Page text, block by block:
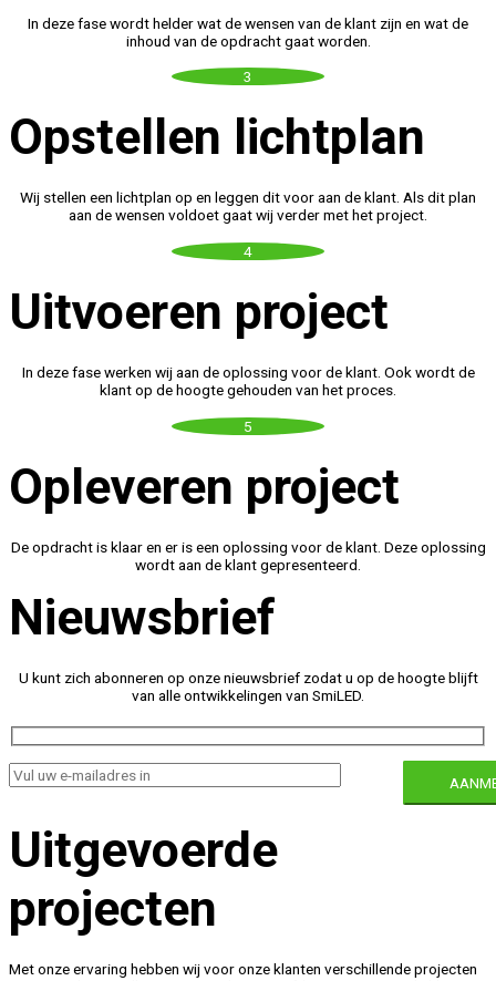
In deze fase wordt helder wat de wensen van de klant zijn en wat de
inhoud van de opdracht gaat worden.
3
Opstellen lichtplan
Wij stellen een lichtplan op en leggen dit voor aan de klant. Als dit plan
aan de wensen voldoet gaat wij verder met het project.
4
Uitvoeren project
In deze fase werken wij aan de oplossing voor de klant. Ook wordt de
klant op de hoogte gehouden van het proces.
5
Opleveren project
De opdracht is klaar en er is een oplossing voor de klant. Deze oplossing
wordt aan de klant gepresenteerd.
Nieuwsbrief
U kunt zich abonneren op onze nieuwsbrief zodat u op de hoogte blijft
van alle ontwikkelingen van SmiLED.
Uitgevoerde
projecten
Met onze ervaring hebben wij voor onze klanten verschillende projecten